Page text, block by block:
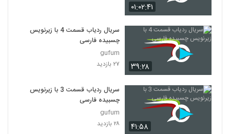
۰۱:۰۲:۴۱
۳۹:۲۸
سریال ردیاب قسمت 4 با زیرنویس
چسبیده فارسی
gufum
۲۷ بازدید
۴۱:۵۸
سریال ردیاب قسمت 3 با زیرنویس
چسبیده فارسی
gufum
۲۸ بازدید